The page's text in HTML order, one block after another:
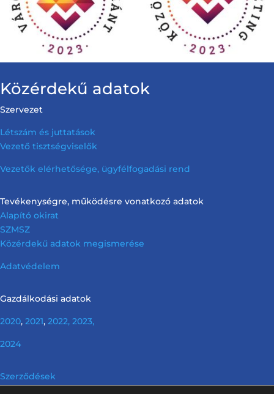
Közérdekű adatok
Szervezet
Létszám és juttatások
Vezető tisztségviselők
Vezetők elérhetősége, ügyfélfogadási rend
Tevékenységre, működésre vonatkozó adatok
Alapító okirat
SZMSZ
Közérdekű adatok megismerése
Adatvédelem
Gazdálkodási adatok
2020, 2021, 2022, 2023,
2024
Szerződések